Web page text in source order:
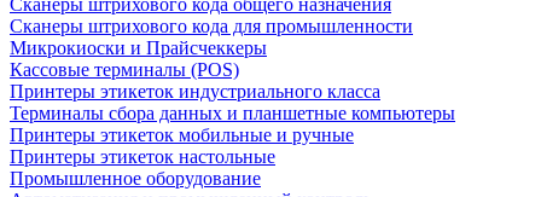
Сканеры штрихового кода общего назначения
Сканеры штрихового кода для промышленности
Микрокиоски и Прайсчеккеры
Кассовые терминалы (POS)
Принтеры этикеток индустриального класса
Терминалы сбора данных и планшетные компьютеры
Принтеры этикеток мобильные и ручные
Принтеры этикеток настольные
Промышленное оборудование